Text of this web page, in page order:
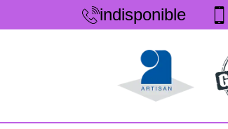
indisponible